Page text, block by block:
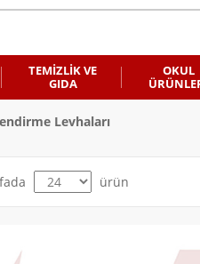
TEMİZLİK VE
GIDA
OKUL
Levhaları
ürün